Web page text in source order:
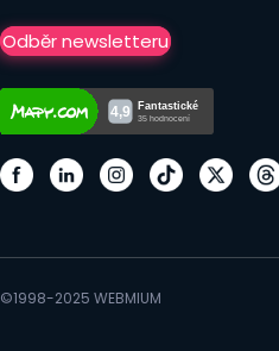
Odběr newsletteru
©1998-2025 WEBMIUM